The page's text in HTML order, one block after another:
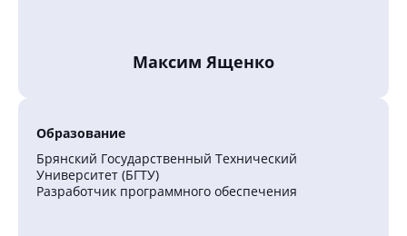
Максим Ященко
Образование
Брянский Государственный Технический
Университет (БГТУ)
Разработчик программного обеспечения